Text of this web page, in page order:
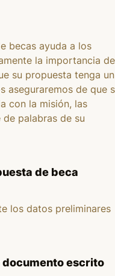
becas ayuda a los
la importancia de
su propuesta tenga un
aseguraremos de que
con la misión, las
palabras de su
de beca
los datos preliminares
documento escrito